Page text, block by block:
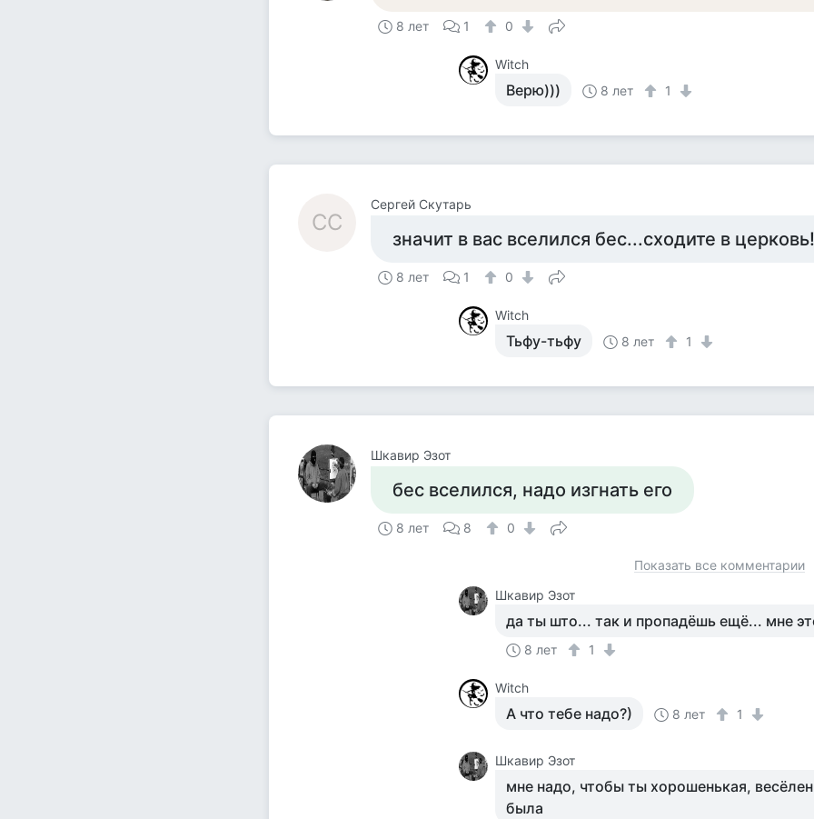
8 лет 1 0
Witch
Верю))) 8 лет 1
СС
Сергей Скутарь
значит в вас вселился бес...сходите в церковь!
8 лет 1 0
Witch
Тьфу-тьфу 8 лет 1
Шкавир Эзот
бес вселился, надо изгнать его
8 лет 8 0
Показать все комментарии
Шкавир Эзот
да ты што... так и пропадёшь ещё... мне
8 лет 1
Witch
А что тебе надо?) 8 лет 1
Шкавир Эзот
мне надо, чтобы ты хорошенькая,
была